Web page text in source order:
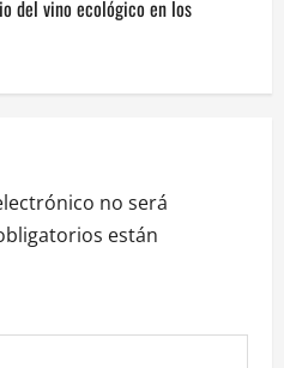
del vino ecológico en los
no será
están